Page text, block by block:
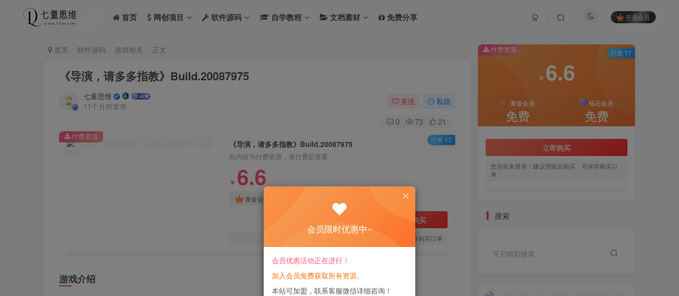
首页 网创项目 软件源码 自学教程 文档素材 免费分享 开通会员
首页 软件源码 游戏相关 正文
《导演，请多多指教》Build.20087975
七量思维
11个月前发布
关注 私信
0 73 21
《导演，请多多指教》Build.20087975
此内容为付费资源，请付费后查看
￥ 6.6
黄金会员
立即购买
您当前未登录！建议登陆后购买，可保存购买订单
付费资源 已售 17
游戏介绍
付费资源
￥ 6.6
黄金会员
免费
钻石会员
免费
立即购买
您当前未登录！建议登陆后购买，可保存购买订
单
已售 17
搜索
开启精彩搜索
会员限时优惠中~
会员优惠活动正在进行！
加入会员免费获取所有资源。
本站可加盟，联系客服微信详细咨询！